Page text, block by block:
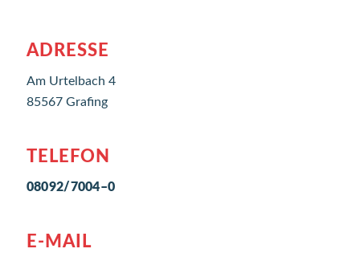
ADRESSE
Am Urtelbach 4
85567 Grafing
TELEFON
08092/7004–0
E-MAIL